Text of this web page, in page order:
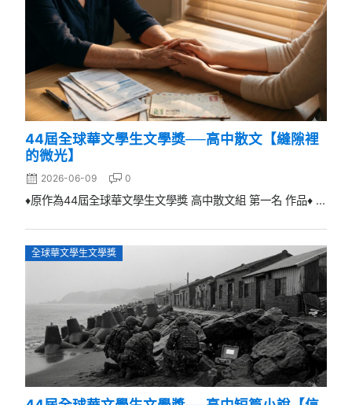
44屆全球華文學生文學獎──高中散文【縫隙裡
的微光】
2026-06-09 0
♦原作為44屆全球華文學生文學獎 高中散文組 第一名 作品♦ ...
全球華文學生文學獎